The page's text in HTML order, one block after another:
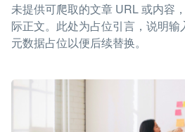
未提供可爬取的文章 URL 或内容
际正文。此处为占位引言，说明
元数据占位以便后续替换。